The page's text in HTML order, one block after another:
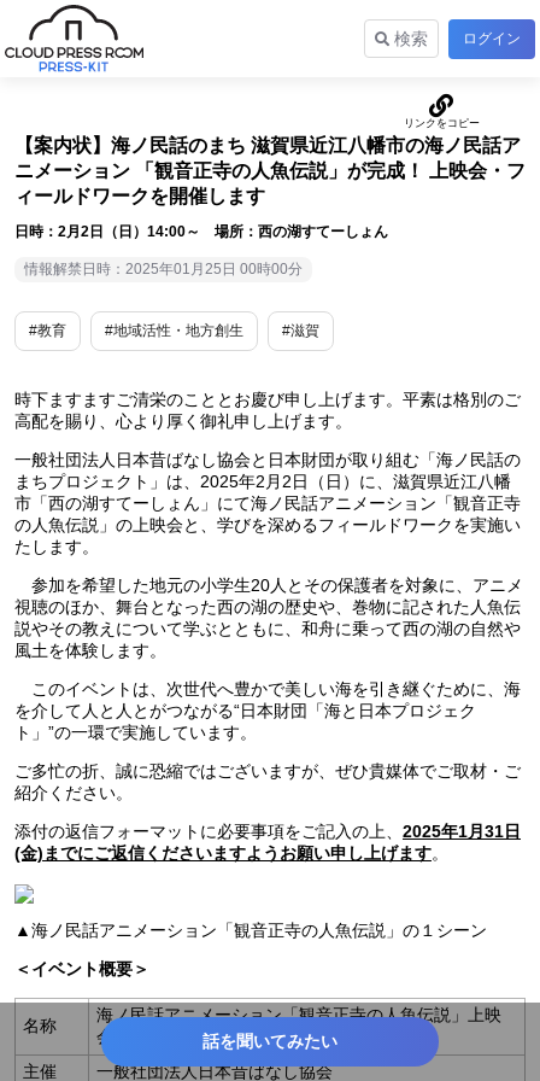
検索 ログイン
【案内状】海ノ民話のまち 滋賀県近江八幡市の海ノ民話ア
ニメーション 「観音正寺の人魚伝説」が完成！ 上映会・フ
ィールドワークを開催します
日時：2月2日（日）14:00～ 場所：西の湖すてーしょん
情報解禁日時：2025年01月25日 00時00分
#教育 #地域活性・地方創生 #滋賀
時下ますますご清栄のこととお慶び申し上げます。平素は格別のご
高配を賜り、心より厚く御礼申し上げます。
一般社団法人日本昔ばなし協会と日本財団が取り組む「海ノ民話の
まちプロジェクト」は、2025年2月2日（日）に、滋賀県近江八幡
市「西の湖すてーしょん」にて海ノ民話アニメーション「観音正寺
の人魚伝説」の上映会と、学びを深めるフィールドワークを実施い
たします。
参加を希望した地元の小学生20人とその保護者を対象に、アニメ
視聴のほか、舞台となった西の湖の歴史や、巻物に記された人魚伝
説やその教えについて学ぶとともに、和舟に乗って西の湖の自然や
風土を体験します。
このイベントは、次世代へ豊かで美しい海を引き継ぐために、海
を介して人と人とがつながる“日本財団「海と日本プロジェク
ト」”の一環で実施しています。
ご多忙の折、誠に恐縮ではございますが、ぜひ貴媒体でご取材・ご
紹介ください。
添付の返信フォーマットに必要事項をご記入の上、 2025年1月31日
(金)までにご返信くださいますようお願い申し上げます。
▲海ノ民話アニメーション「観音正寺の人魚伝説」の１シーン
＜イベント概要＞
名称
海ノ民話アニメーション「観音正寺の人魚伝説」上映
会・フィールドワーク
主催
一般社団法人日本昔ばなし協会
話を聞いてみたい